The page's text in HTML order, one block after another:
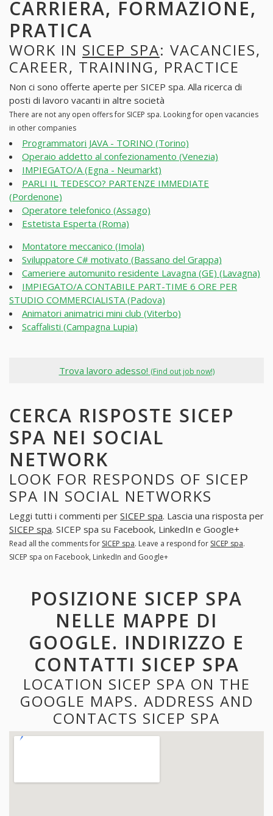
CARRIERA, FORMAZIONE,
PRATICA
WORK IN SICEP SPA: VACANCIES,
CAREER, TRAINING, PRACTICE
Non ci sono offerte aperte per SICEP spa. Alla ricerca di
posti di lavoro vacanti in altre società
There are not any open offers for SICEP spa. Looking for open vacancies
in other companies
Programmatori JAVA - TORINO (Torino)
Operaio addetto al confezionamento (Venezia)
IMPIEGATO/A (Egna - Neumarkt)
PARLI IL TEDESCO? PARTENZE IMMEDIATE
(Pordenone)
Operatore telefonico (Assago)
Estetista Esperta (Roma)
Montatore meccanico (Imola)
Sviluppatore C# motivato (Bassano del Grappa)
Cameriere automunito residente Lavagna (GE) (Lavagna)
IMPIEGATO/A CONTABILE PART-TIME 6 ORE PER
STUDIO COMMERCIALISTA (Padova)
Animatori animatrici mini club (Viterbo)
Scaffalisti (Campagna Lupia)
Trova lavoro adesso! (Find out job now!)
CERCA RISPOSTE SICEP
SPA NEI SOCIAL
NETWORK
LOOK FOR RESPONDS OF SICEP
SPA IN SOCIAL NETWORKS
Leggi tutti i commenti per SICEP spa. Lascia una risposta per
SICEP spa. SICEP spa su Facebook, LinkedIn e Google+
Read all the comments for SICEP spa. Leave a respond for SICEP spa.
SICEP spa on Facebook, LinkedIn and Google+
POSIZIONE SICEP SPA
NELLE MAPPE DI
GOOGLE. INDIRIZZO E
CONTATTI SICEP SPA
LOCATION SICEP SPA ON THE
GOOGLE MAPS. ADDRESS AND
CONTACTS SICEP SPA